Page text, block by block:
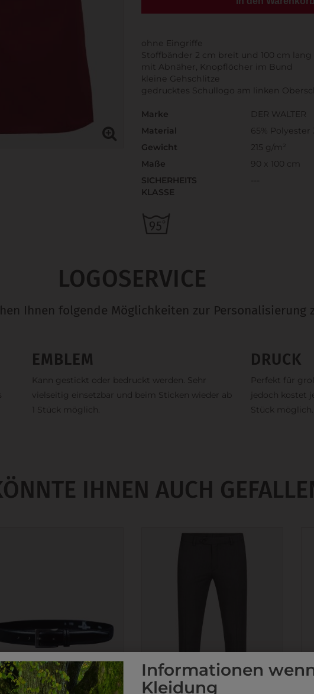
ohne Eingriffe
Stoffbänder 2 cm breit und 100 cm lang
mit Abnäher, Knopflöcher im Bund
kleine Gehschlitze
gedrucktes Schullogo am linken
Marke
DER WALTER
Material
65% Polyester
Gewicht
215 g/m²
Maße
90 x 100 cm
SICHERHEITS
KLASSE
LOGOSERVICE
Ihnen folgende Möglichkeiten zur Personalisierung
EMBLEM
Kann gestickt oder bedruckt werden. Sehr
vielseitig einsetzbar und beim Sticken wieder ab
1 Stück möglich.
DRUCK
Perfekt für
jedoch kostet
Stück möglich.
IHNEN AUCH
Informationen
Kleidung